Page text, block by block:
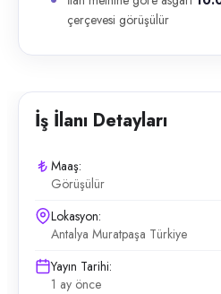
çerçevesi görüşülür
İş İlanı Detayları
Maaş:
Görüşülür
Lokasyon:
Antalya Muratpaşa Türkiye
Yayın Tarihi:
1 ay önce